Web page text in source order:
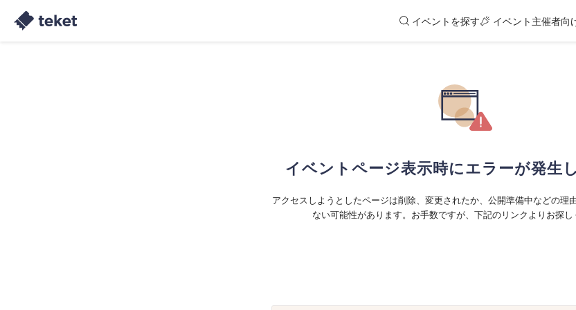
イベントを探す イベント主催者向
イベントページ表示時にエラーが発生
アクセスしようとしたページは削除、変更されたか、公開準備中などの理
ない可能性があります。お手数ですが、下記のリンクよりお探し